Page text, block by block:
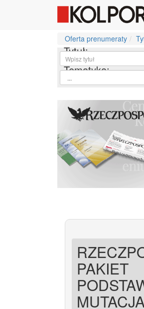
Oferta prenumeraty
Tytuł:
Tematyka:
PAKIET